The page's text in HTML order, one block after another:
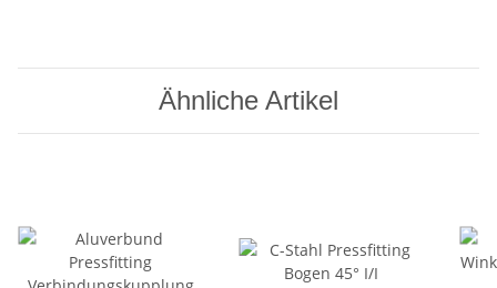
Ähnliche Artikel